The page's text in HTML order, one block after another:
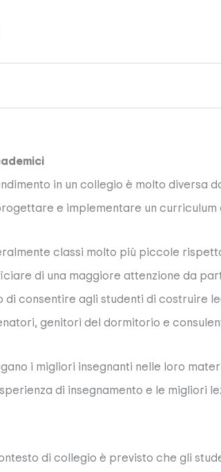
in un collegio è molto diversa
e implementare un
classi molto più piccole
di una maggiore attenzione da
di consentire agli studenti di costruire
genitori del dormitorio e
i migliori insegnanti nelle loro
di insegnamento e le migliori
di collegio è previsto che gli